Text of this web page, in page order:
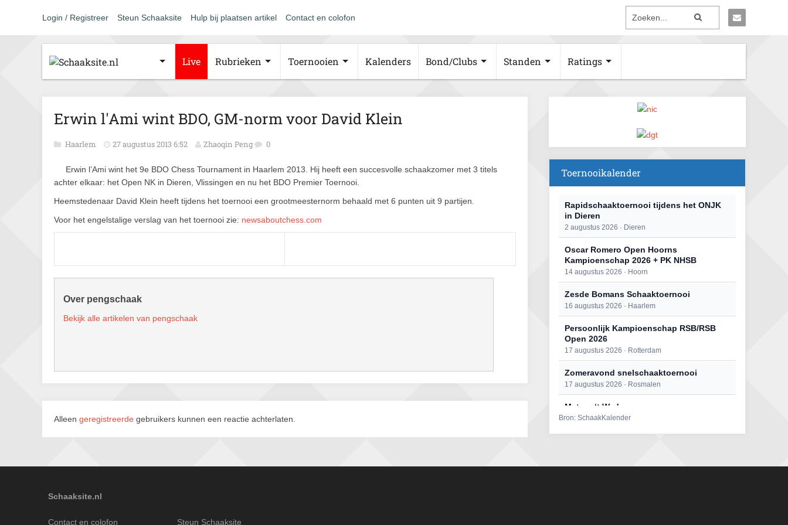
Login / Registreer Steun Schaaksite Hulp bij plaatsen artikel Contact en colofon
Live Rubrieken Toernooien Kalenders Bond/Clubs Standen Ratings
Erwin l'Ami wint BDO, GM-norm voor David Klein
Haarlem 27 augustus 2013 6:52 Zhaoqin Peng 0
Erwin l’Ami wint het 9e BDO Chess Tournament in Haarlem 2013. Hij heeft een succesvolle schaakzomer met 3 titels
achter elkaar: het Open NK in Dieren, Vlissingen en nu het BDO Premier Toernooi.
Heemstedenaar David Klein heeft tijdens het toernooi een grootmeesternorm behaald met 6 punten uit 9 partijen.
Voor het engelstalige verslag van het toernooi zie: newsaboutchess.com
Over pengschaak
Bekijk alle artikelen van pengschaak
Alleen geregistreerde gebruikers kunnen een reactie achterlaten.
Toernooikalender
Rapidschaaktoernooi tijdens het ONJK
in Dieren
2 augustus 2026 · Dieren
Oscar Romero Open Hoorns
Kampioenschap 2026 + PK NHSB
14 augustus 2026 · Hoorn
Zesde Bomans Schaaktoernooi
16 augustus 2026 · Haarlem
Persoonlijk Kampioenschap RSB/RSB
Open 2026
17 augustus 2026 · Rotterdam
Zomeravond snelschaaktoernooi
17 augustus 2026 · Rosmalen
Mat op ‘t Wad
22 augustus 2026 · Den Burg, Texel
Bron: SchaakKalender
Schaaksite.nl
Contact en colofon Steun Schaaksite